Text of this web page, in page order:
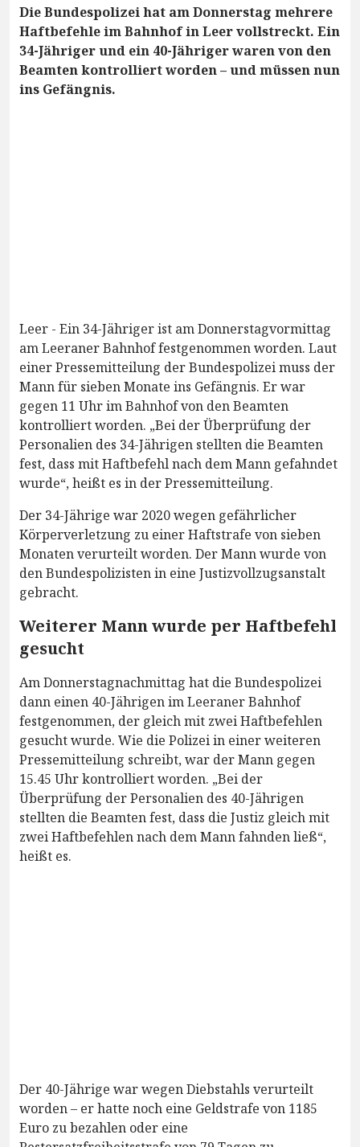
Die Bundespolizei hat am Donnerstag mehrere
Haftbefehle im Bahnhof in Leer vollstreckt. Ein
34-Jähriger und ein 40-Jähriger waren von den
Beamten kontrolliert worden – und müssen nun
ins Gefängnis.
Leer - Ein 34-Jähriger ist am Donnerstagvormittag
am Leeraner Bahnhof festgenommen worden. Laut
einer Pressemitteilung der Bundespolizei muss der
Mann für sieben Monate ins Gefängnis. Er war
gegen 11 Uhr im Bahnhof von den Beamten
kontrolliert worden. „Bei der Überprüfung der
Personalien des 34-Jährigen stellten die Beamten
fest, dass mit Haftbefehl nach dem Mann gefahndet
wurde“, heißt es in der Pressemitteilung.
Der 34-Jährige war 2020 wegen gefährlicher
Körperverletzung zu einer Haftstrafe von sieben
Monaten verurteilt worden. Der Mann wurde von
den Bundespolizisten in eine Justizvollzugsanstalt
gebracht.
Weiterer Mann wurde per Haftbefehl
gesucht
Am Donnerstagnachmittag hat die Bundespolizei
dann einen 40-Jährigen im Leeraner Bahnhof
festgenommen, der gleich mit zwei Haftbefehlen
gesucht wurde. Wie die Polizei in einer weiteren
Pressemitteilung schreibt, war der Mann gegen
15.45 Uhr kontrolliert worden. „Bei der
Überprüfung der Personalien des 40-Jährigen
stellten die Beamten fest, dass die Justiz gleich mit
zwei Haftbefehlen nach dem Mann fahnden ließ“,
heißt es.
Der 40-Jährige war wegen Diebstahls verurteilt
worden – er hatte noch eine Geldstrafe von 1185
Euro zu bezahlen oder eine